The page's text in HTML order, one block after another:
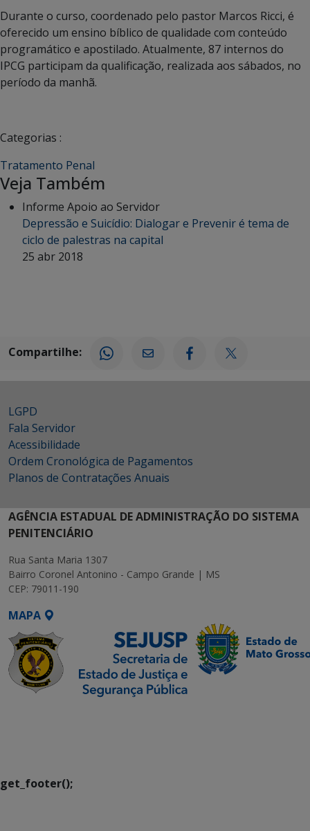
Durante o curso, coordenado pelo pastor Marcos Ricci, é
oferecido um ensino bíblico de qualidade com conteúdo
programático e apostilado. Atualmente, 87 internos do
IPCG participam da qualificação, realizada aos sábados, no
período da manhã.
Categorias :
Tratamento Penal
Veja Também
Informe Apoio ao Servidor
Depressão e Suicídio: Dialogar e Prevenir é tema de
ciclo de palestras na capital
25 abr 2018
Compartilhe:
LGPD
Fala Servidor
Acessibilidade
Ordem Cronológica de Pagamentos
Planos de Contratações Anuais
AGÊNCIA ESTADUAL DE ADMINISTRAÇÃO DO SISTEMA
PENITENCIÁRIO
Rua Santa Maria 1307
Bairro Coronel Antonino - Campo Grande | MS
CEP: 79011-190
MAPA
get_footer();